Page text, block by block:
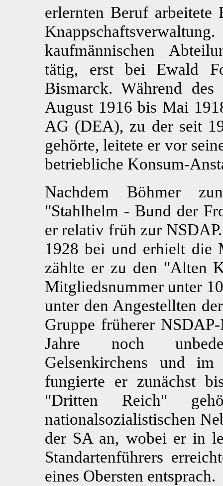
erlernten Beruf arbeitete
kaufmännischen
tätig, erst bei Ewald
Bismarck. Während
August 1916 bis Mai
AG (DEA), zu der seit
gehörte, leitete er vor
betriebliche Konsum-
Nachdem Böhmer
"Stahlhelm - Bund der
er relativ früh zur
1928 bei und erhielt die
zählte er zu den "Alten
Mitgliedsnummer unter
unter den Angestellten
Gruppe früherer
Jahre noch
Gelsenkirchens und im
fungierte er zunächst
"Dritten Reich"
nationalsozialistischen
der SA an, wobei er in
Standartenführers
eines Obersten entsprach.